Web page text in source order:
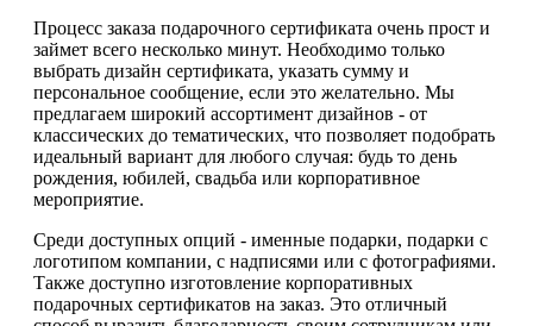
Процесс заказа подарочного сертификата очень прост и
займет всего несколько минут. Необходимо только
выбрать дизайн сертификата, указать сумму и
персональное сообщение, если это желательно. Мы
предлагаем широкий ассортимент дизайнов - от
классических до тематических, что позволяет подобрать
идеальный вариант для любого случая: будь то день
рождения, юбилей, свадьба или корпоративное
мероприятие.
Среди доступных опций - именные подарки, подарки с
логотипом компании, с надписями или с фотографиями.
Также доступно изготовление корпоративных
подарочных сертификатов на заказ. Это отличный